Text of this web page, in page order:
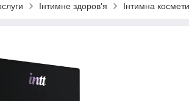
Інтимне здоров'я Інтимна